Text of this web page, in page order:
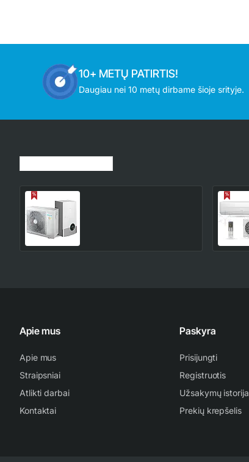
10+ METŲ PATIRTIS!
Daugiau nei 10 metų dirbame šioje srityje.
Apie mus
Apie mus
Straipsniai
Atlikti darbai
Kontaktai
Paskyra
Prisijungti
Registruotis
Užsakymų istorija
Prekių krepšelis